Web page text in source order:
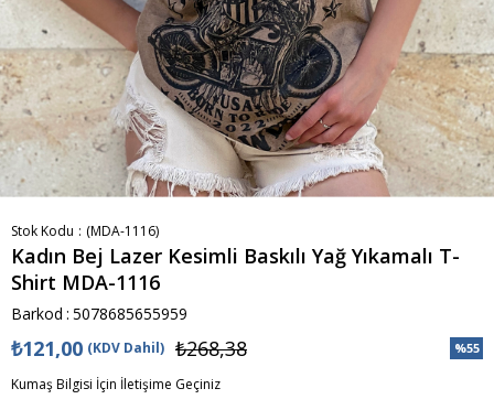
Stok Kodu (MDA-1116)
Kadın Bej Lazer Kesimli Baskılı Yağ Yıkamalı T-
Shirt MDA-1116
Barkod : 5078685655959
%55
₺268,38
₺121,00 (KDV Dahil)
Kumaş Bilgisi İçin İletişime Geçiniz